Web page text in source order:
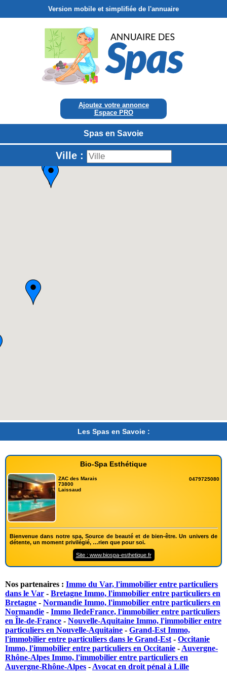
Version mobile et simplifiée de l'annuaire
Ajoutez votre annonce
Espace PRO
Spas en Savoie
Ville :
Les Spas en Savoie :
Bio-Spa Esthétique
ZAC des Marais
73800
Laissaud
0479725080
Bienvenue dans notre spa, Source de beauté et de bien-être. Un univers de
détente, un moment privilégié, …rien que pour soi.
Site : www.biospa-esthetique.fr
Nos partenaires : Immo du Var, l'immobilier entre particuliers
dans le Var - Bretagne Immo, l'immobilier entre particuliers en
Bretagne - Normandie Immo, l'immobilier entre particuliers en
Normandie - Immo IledeFrance, l'immobilier entre particuliers
en Île-de-France - Nouvelle-Aquitaine Immo, l'immobilier entre
particuliers en Nouvelle-Aquitaine - Grand-Est Immo,
l'immobilier entre particuliers dans le Grand-Est - Occitanie
Immo, l'immobilier entre particuliers en Occitanie - Auvergne-
Rhône-Alpes Immo, l'immobilier entre particuliers en
Auvergne-Rhône-Alpes - Avocat en droit pénal à Lille